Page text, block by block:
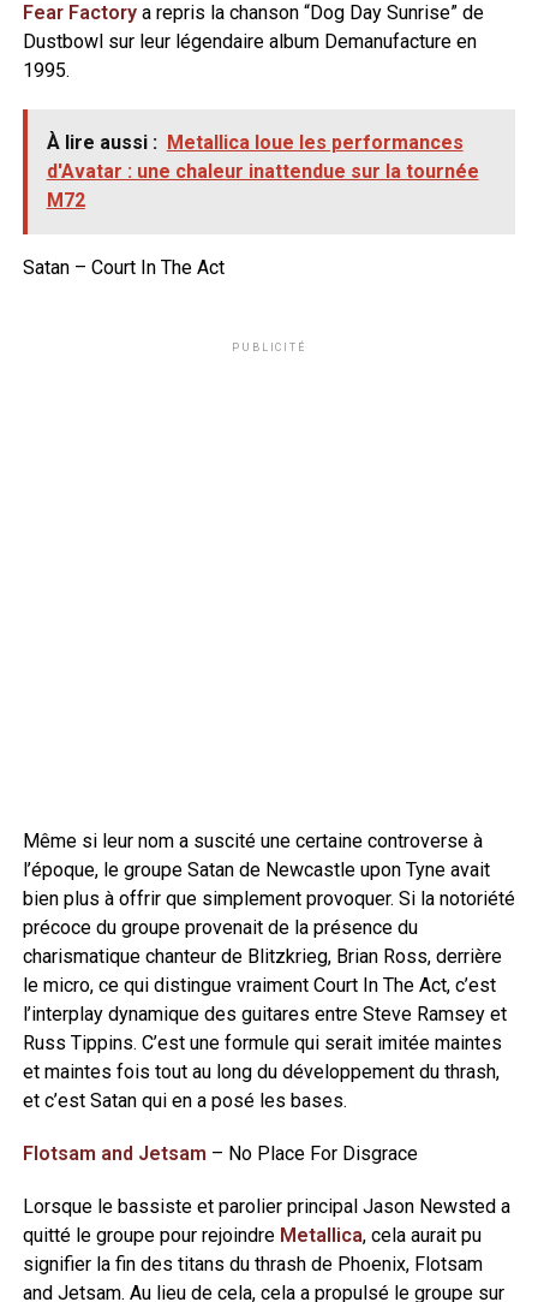
Fear Factorya repris la chanson “Dog Day Sunrise” de
Dustbowl sur leur légendaire album Demanufacture en
1995.
À lire aussi : Metallica loue les performances
d'Avatar : une chaleur inattendue sur la tournée
M72
Satan – Court In The Act
PUBLICITÉ
Même si leur nom a suscité une certaine controverse à
l’époque, le groupe Satan de Newcastle upon Tyne avait
bien plus à offrir que simplement provoquer. Si la notoriété
précoce du groupe provenait de la présence du
charismatique chanteur de Blitzkrieg, Brian Ross, derrière
le micro, ce qui distingue vraiment Court In The Act, c’est
l’interplay dynamique des guitares entre Steve Ramsey et
Russ Tippins. C’est une formule qui serait imitée maintes
et maintes fois tout au long du développement du thrash,
et c’est Satan qui en a posé les bases.
Flotsam and Jetsam – No Place For Disgrace
Lorsque le bassiste et parolier principal Jason Newsted a
quitté le groupe pour rejoindre Metallica, cela aurait pu
signifier la fin des titans du thrash de Phoenix, Flotsam
and Jetsam. Au lieu de cela, cela a propulsé le groupe sur